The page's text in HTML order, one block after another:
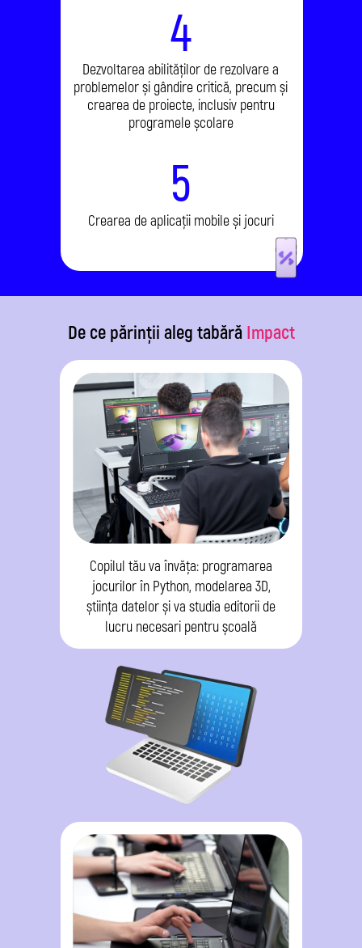
4
Dezvoltarea abilităților de rezolvare a
problemelor și gândire critică, precum și
crearea de proiecte, inclusiv pentru
programele școlare
5
Crearea de aplicații mobile și jocuri
De ce părinții aleg tabără Impact
Copilul tău va învăța: programarea
jocurilor în Python, modelarea 3D,
știința datelor și va studia editorii de
lucru necesari pentru școală